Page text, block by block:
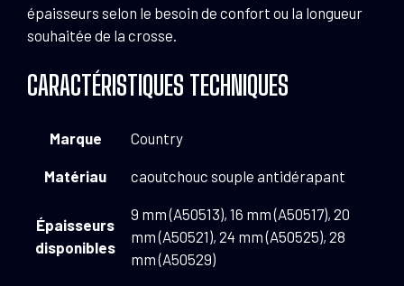
épaisseurs selon le besoin de confort ou la longueur
souhaitée de la crosse.
CARACTÉRISTIQUES TECHNIQUES
Marque Country
Matériau caoutchouc souple antidérapant
Épaisseurs
disponibles
9 mm (A50513), 16 mm (A50517), 20
mm (A50521), 24 mm (A50525), 28
mm (A50529)